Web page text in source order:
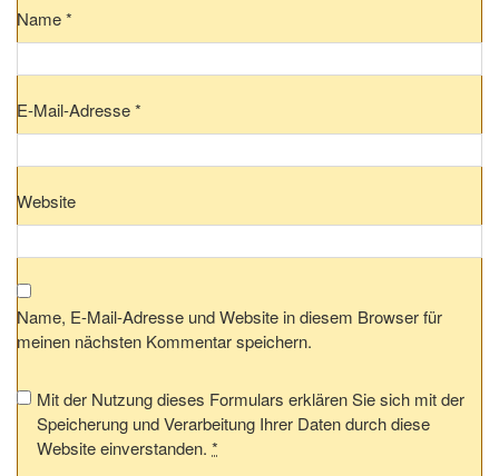
Name*
E-Mail-Adresse*
Website
Name, E-Mail-Adresse und Website in diesem Browser für
meinen nächsten Kommentar speichern.
Mit der Nutzung dieses Formulars erklären Sie sich mit der
Speicherung und Verarbeitung Ihrer Daten durch diese
Website einverstanden. *